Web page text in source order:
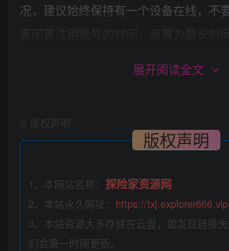
况，建议始终保持有一个设备在线，不
答案：账号注册后就是你自己使用，为
议在软件设置—安全与隐私—-两步验证
置登录密码（注意密码只是保证账号安
+密码，并不能只凭密码登录），其他人
无法登录的。即使有手机短信也登录不
展开阅读全文
版权声明
版权声明
1、本网站名称： 探险家资源网
2、本站永久网址： https://txj.explorer666.vip
3、本站资源大多存储在云盘，如发现链接
们会第一时间更新。